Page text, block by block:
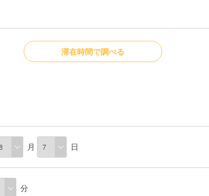
滞在時間で調べる
月 日
分